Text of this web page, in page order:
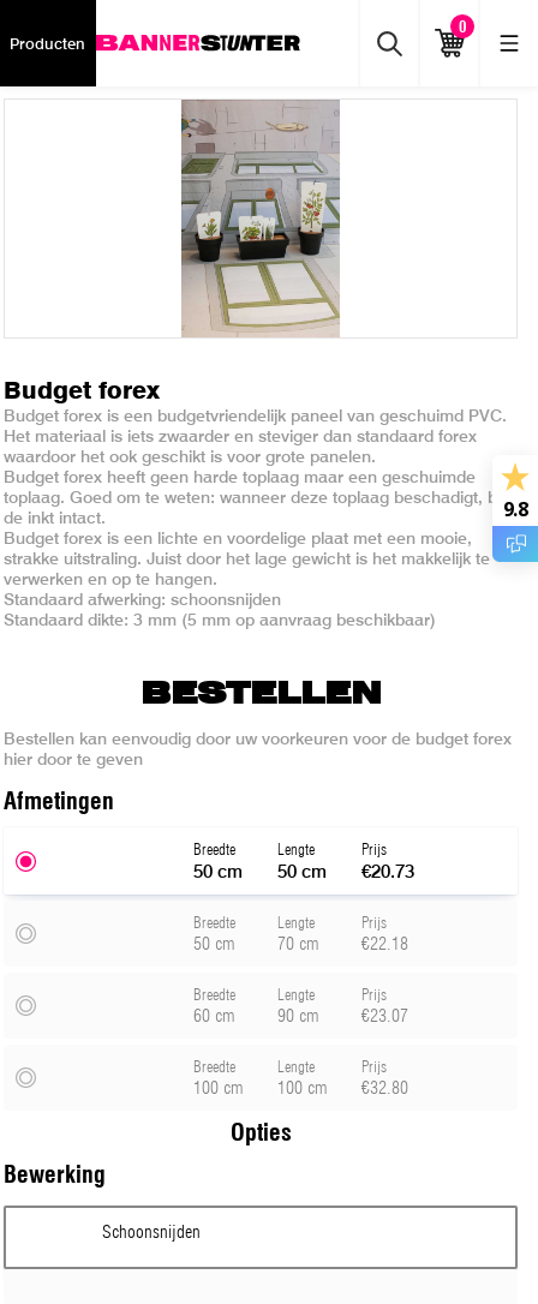
Producten
0
Budget forex
Budget forex is een budgetvriendelijk paneel van geschuimd PVC.
Het materiaal is iets zwaarder en steviger dan standaard forex
waardoor het ook geschikt is voor grote panelen.
Budget forex heeft geen harde toplaag maar een geschuimde
toplaag. Goed om te weten: wanneer deze toplaag beschadigt, blijft
de inkt intact.
Budget forex is een lichte en voordelige plaat met een mooie,
strakke uitstraling. Juist door het lage gewicht is het makkelijk te
verwerken en op te hangen.
Standaard afwerking: schoonsnijden
Standaard dikte: 3 mm (5 mm op aanvraag beschikbaar)
BESTELLEN
Bestellen kan eenvoudig door uw voorkeuren voor de budget forex
hier door te geven
Afmetingen
Breedte
50 cm
Lengte
50 cm
Prijs
€20.73
Breedte
50 cm
Lengte
70 cm
Prijs
€22.18
Breedte
60 cm
Lengte
90 cm
Prijs
€23.07
Breedte
100 cm
Lengte
100 cm
Prijs
€32.80
Opties
Bewerking
Schoonsnijden
9.8